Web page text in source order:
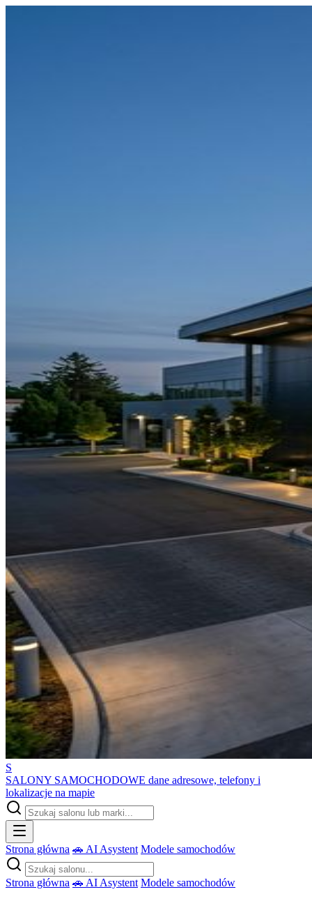
S
SALONY SAMOCHODOWE dane adresowe, telefony i
lokalizacje na mapie
Strona główna 🚗 AI Asystent Modele samochodów
Strona główna 🚗 AI Asystent Modele samochodów